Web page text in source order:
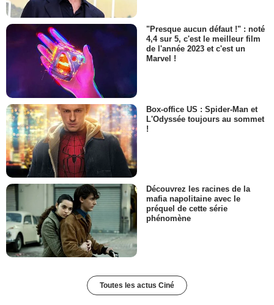
"Presque aucun défaut !" : noté
4,4 sur 5, c'est le meilleur film
de l'année 2023 et c'est un
Marvel !
Box-office US : Spider-Man et
L'Odyssée toujours au sommet
!
Découvrez les racines de la
mafia napolitaine avec le
préquel de cette série
phénomène
Toutes les actus Ciné